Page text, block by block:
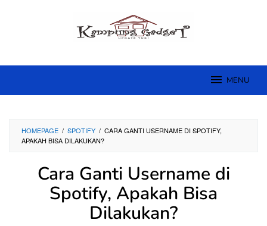
MENU
HOMEPAGE / SPOTIFY / CARA GANTI USERNAME DI SPOTIFY,
APAKAH BISA DILAKUKAN?
Cara Ganti Username di
Spotify, Apakah Bisa
Dilakukan?